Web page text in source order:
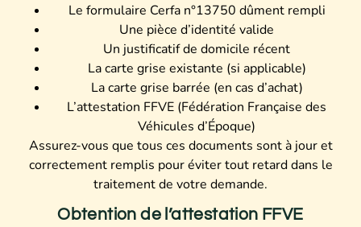
Le formulaire Cerfa n°13750 dûment rempli
Une pièce d’identité valide
Un justificatif de domicile récent
La carte grise existante (si applicable)
La carte grise barrée (en cas d’achat)
L’attestation FFVE (Fédération Française des
Véhicules d’Époque)
Assurez-vous que tous ces documents sont à jour et
correctement remplis pour éviter tout retard dans le
traitement de votre demande.
Obtention de l’attestation FFVE